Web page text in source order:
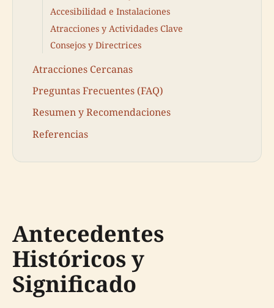
Accesibilidad e Instalaciones
Atracciones y Actividades Clave
Consejos y Directrices
Atracciones Cercanas
Preguntas Frecuentes (FAQ)
Resumen y Recomendaciones
Referencias
Antecedentes
Históricos y
Significado